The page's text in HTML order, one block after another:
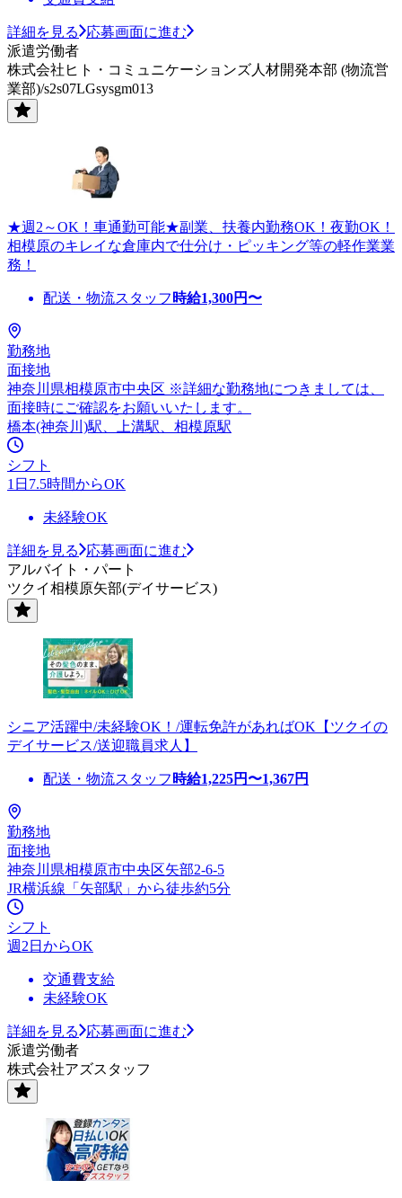
詳細を見る
応募画面に進む
派遣労働者
株式会社ヒト・コミュニケーションズ人材開発本部 (物流営
業部)/s2s07LGsysgm013
★週2～OK！車通勤可能★副業、扶養内勤務OK！夜勤OK！
相模原のキレイな倉庫内で仕分け・ピッキング等の軽作業業
務！
配送・物流スタッフ 時給1,300円〜
勤務地
面接地
神奈川県相模原市中央区 ※詳細な勤務地につきましては、
面接時にご確認をお願いいたします。
橋本(神奈川)駅、上溝駅、相模原駅
シフト
1日7.5時間からOK
未経験OK
詳細を見る
応募画面に進む
アルバイト・パート
ツクイ相模原矢部(デイサービス)
シニア活躍中/未経験OK！/運転免許があればOK【ツクイの
デイサービス/送迎職員求人】
配送・物流スタッフ 時給1,225円〜1,367円
勤務地
面接地
神奈川県相模原市中央区矢部2-6-5
JR横浜線「矢部駅」から徒歩約5分
シフト
週2日からOK
交通費支給
未経験OK
詳細を見る
応募画面に進む
派遣労働者
株式会社アズスタッフ